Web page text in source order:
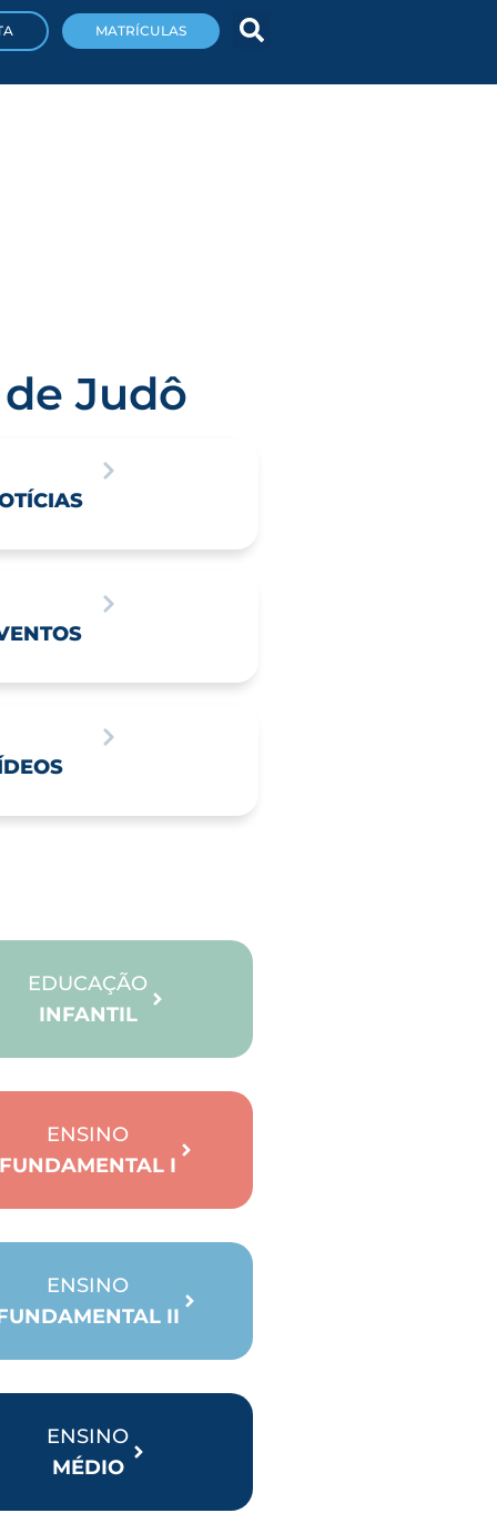
MATRÍCULAS
Judô
EDUCAÇÃO
INFANTIL
ENSINO
FUNDAMENTAL I
ENSINO
II
ENSINO
MÉDIO